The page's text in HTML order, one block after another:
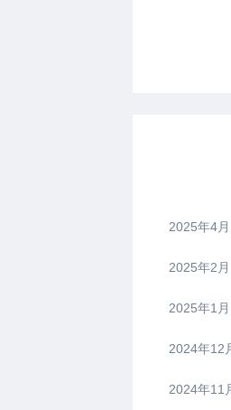
2025年4月
2025年2月
2025年1月
2024年12
2024年11